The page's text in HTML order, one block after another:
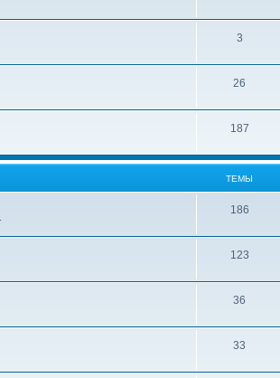
3
26
187
ТЕМЫ
186
123
36
33